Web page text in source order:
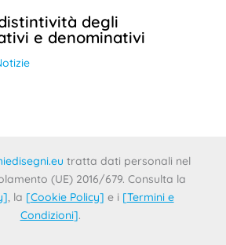
degli
e denominativi
tratta dati personali nel
(UE) 2016/679. Consulta la
], la [Cookie Policy] e i [Termini e
Condizioni].